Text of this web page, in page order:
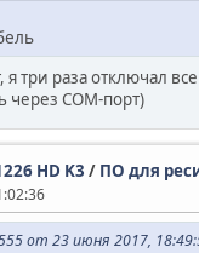
три раза отключал
через СОМ-порт)
HD K3 / ПО для
от 23 июня 2017,